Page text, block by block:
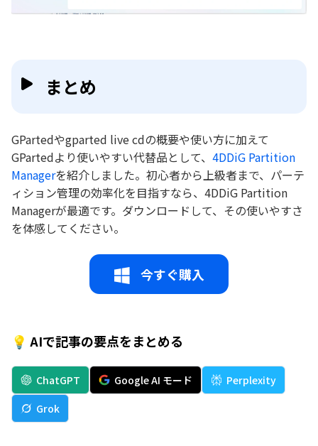
まとめ
GPartedやgparted live cdの概要や使い方に加えて
GPartedより使いやすい代替品として、 4DDiG Partition
Managerを紹介しました。初心者から上級者まで、パーテ
ィション管理の効率化を目指すなら、4DDiG Partition
Managerが最適です。ダウンロードして、その使いやすさ
を体感してください。
今すぐ購入
💡 AIで記事の要点をまとめる
ChatGPT Google AI モード
Perplexity
Grok